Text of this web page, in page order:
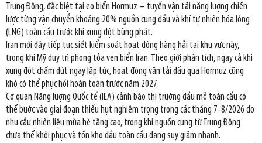
Trung Đông, đặc biệt tại eo biển Hormuz – tuyến vận tải năng lượng chiến
lược từng vận chuyển khoảng 20% nguồn cung dầu và khí tự nhiên hóa lỏng
(LNG) toàn cầu trước khi xung đột bùng phát.
Iran mới đây tiếp tục siết kiểm soát hoạt động hàng hải tại khu vực này,
trong khi Mỹ duy trì phong tỏa ven biển Iran. Theo giới phân tích, ngay cả khi
xung đột chấm dứt ngay lập tức, hoạt động vận tải dầu qua Hormuz cũng
khó có thể phục hồi hoàn toàn trước năm 2027.
Cơ quan Năng lượng Quốc tế (IEA) cảnh báo thị trường dầu mỏ toàn cầu có
thể bước vào giai đoạn thiếu hụt nghiêm trọng trong các tháng 7-8/2026 do
nhu cầu nhiên liệu mùa hè tăng cao, trong khi nguồn cung từ Trung Đông
chưa thể khôi phục và tồn kho dầu toàn cầu đang suy giảm nhanh.